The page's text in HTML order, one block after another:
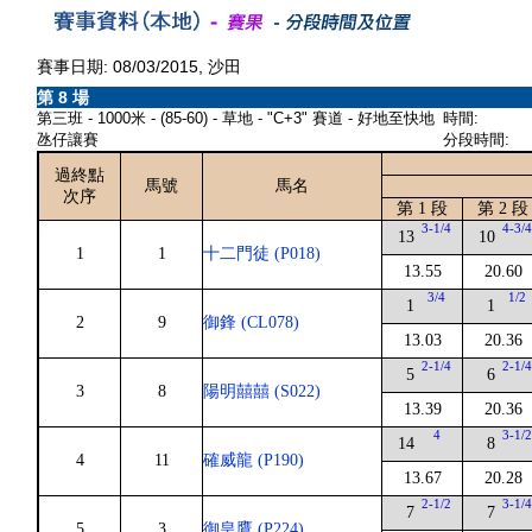
賽事日期: 08/03/2015, 沙田
第 8 場
第三班 - 1000米 - (85-60) - 草地 - "C+3" 賽道 - 好地至快地
氹仔讓賽
時間:
分段時間:
過終點
次序
馬號
馬名
第 1 段
第 2 段
1 1 十二門徒 (P018)
13 3-1/4
13.55
10 4-3/4
20.60
2 9 御鋒 (CL078)
1 3/4
13.03
1 1/2
20.36
3 8 陽明囍囍 (S022)
5 2-1/4
13.39
6 2-1/4
20.36
4 11 確威龍 (P190)
14 4
13.67
8 3-1/2
20.28
7 2-1/2 7 3-1/4